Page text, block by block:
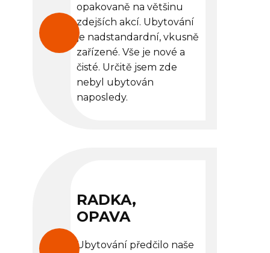
opakovaně na většinu
zdejších akcí. Ubytování
je nadstandardní, vkusně
zařízené. Vše je nové a
čisté. Určitě jsem zde
nebyl ubytován
naposledy.
RADKA,
OPAVA
Ubytování předčilo naše